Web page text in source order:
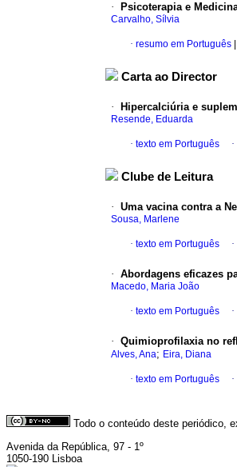
· Psicoterapia e
Carvalho, Sílvia
· resumo em Português
Carta ao Director
· Hipercalciúria e
Resende, Eduarda
· texto em Português ·
Clube de Leitura
· Uma vacina contra a
Sousa, Marlene
· texto em Português ·
· Abordagens eficazes
Macedo, Maria João
· texto em Português ·
· Quimioprofilaxia no
Alves, Ana; Eira, Diana
· texto em Português ·
Todo o conteúdo deste periódico,
Avenida da República, 97 - 1º
1050-190 Lisboa